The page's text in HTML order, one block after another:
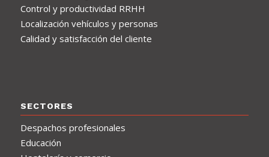
Control y productividad RRHH
Localización vehículos y personas
Calidad y satisfacción del cliente
SECTORES
Despachos profesionales
Educación